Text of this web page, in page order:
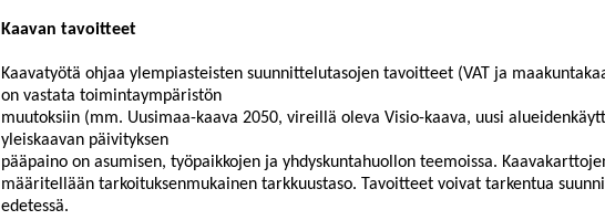
Kaavan tavoitteet
Kaavatyötä ohjaa ylempiasteisten suunnittelutasojen tavoitteet (VAT ja
on vastata toimintaympäristön
muutoksiin (mm. Uusimaa-kaava 2050, vireillä oleva Visio-kaava, uusi
yleiskaavan päivityksen
pääpaino on asumisen, työpaikkojen ja yhdyskuntahuollon teemoissa.
määritellään tarkoituksenmukainen tarkkuustaso. Tavoitteet voivat tarkentua
edetessä.